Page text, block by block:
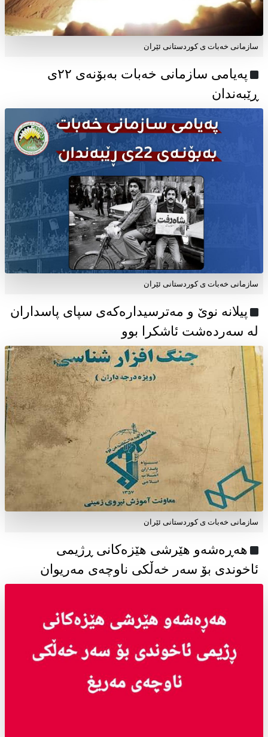
سازمانی خەبات ی کوردستانی ئێران
پەیامی سازمانی خەبات بەبۆنەی ۲۲ی
ڕێبەندان
سازمانی خەبات ی كوردستانی ئێران
پیلانە نوێ و مەترسیدارەکەی سپای پاسداران
لە سەردەشت ئاشکرا بوو
سازمانی خەبات ی كوردستانی ئێران
هەڕەشەو هێرشی هێزەکانی ڕژیمی
ئاخوندی بۆ سەر خەڵکی ناوچەی مەریوان